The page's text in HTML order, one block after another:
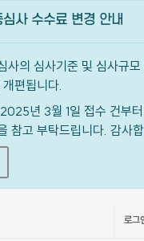
사 수수료 변경 안내
사의 심사기준 및 심사규
편됩니다.
년 3월 1일 접수 건부
참고 부탁드립니다. 감사
로그